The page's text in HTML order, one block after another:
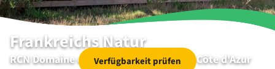
Frankreichs Natur
RCN Domaine de la Noguière | Le Muy | Côte d'Azur
Verfügbarkeit prüfen